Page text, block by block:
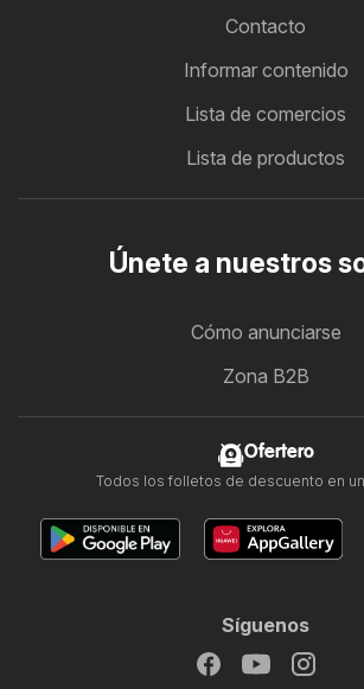
Contacto
Informar contenido
Lista de comercios
Lista de productos
Únete a nuestros
Cómo anunciarse
Zona B2B
Ofertero
Todos los folletos de descuento en
Síguenos